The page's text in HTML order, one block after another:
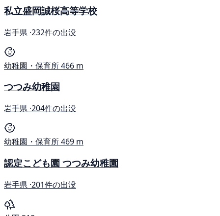
私立盛岡誠桜高等学校
岩手県 ·232件の出没
幼稚園・保育所466 m
つつみ幼稚園
岩手県 ·204件の出没
幼稚園・保育所469 m
認定こども園 つつみ幼稚園
岩手県 ·201件の出没